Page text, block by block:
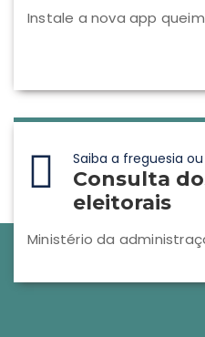
Instale a nova app
Saiba a freguesia
Consulta
eleitorais
Ministério da